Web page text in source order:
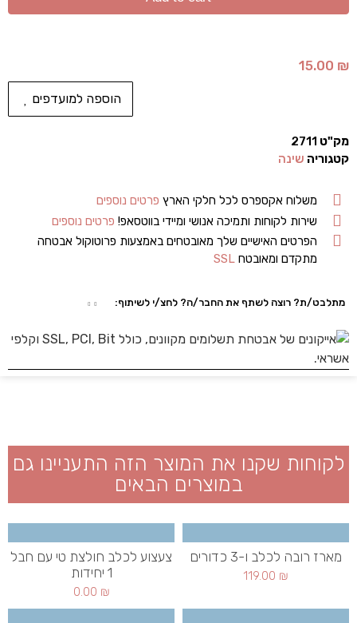
15.00 ₪
הוספה למועדפים
מק"ט 2711
קטגוריה שינה
משלוח אקספרס לכל חלקי הארץ פרטים נוספים
שירות לקוחות ותמיכה אנושי ומיידי בווטסאפ! פרטים נוספים
הפרטים האישיים שלך מאובטחים באמצעות פרוטוקול אבטחה
מתקדם ומאובטחSSL
מתלבט/ת? רוצה לשתף את החבר/ה? לחצ/י לשיתוף:
לקוחות שקנו את המוצר הזה התעניינו גם
במוצרים הבאים
מארז רובה לכלב ו-3 כדורים
119.00 ₪
צעצוע לכלב חולצת טי עם חבל
1 יחידות
0.00 ₪